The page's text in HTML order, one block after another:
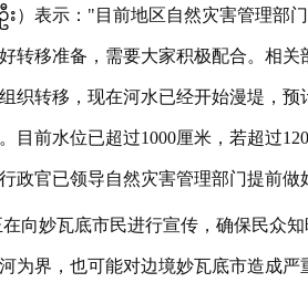
）表示："目前地区自然灾害管理部
转移准备，需要大家积极配合。相
织转移，现在河水已经开始漫堤，
目前水位已超过1000厘米，若超过
政官已领导自然灾害管理部门提前做
向妙瓦底市民进行宣传，确保民众
为界，也可能对边境妙瓦底市造成严